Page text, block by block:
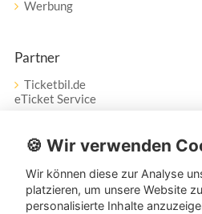
Werbung
Partner
Ticketbil.de
eTicket Service
Vertrag widerrufen
Service
🍪 Wir verwenden
Wir können diese zur Analyse
platzieren, um unsere Website
personalisierte Inhalte